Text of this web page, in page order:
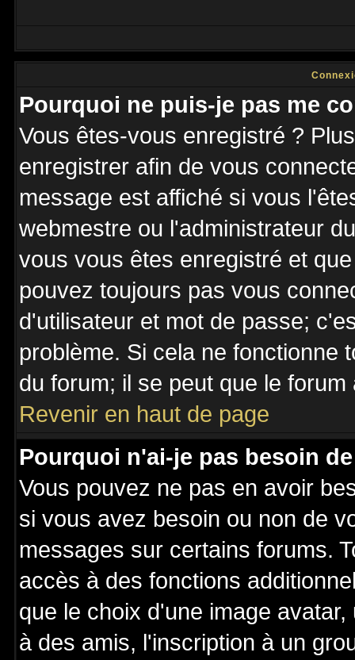
Pourquoi ne puis-je pas me
Vous êtes-vous enregistré ?
enregistrer afin de vous
message est affiché si vous
webmestre ou l'administrateur
vous vous êtes enregistré et
pouvez toujours pas vous
d'utilisateur et mot de passe;
problème. Si cela ne fonctionne
du forum; il se peut que le
Revenir en haut de page
Pourquoi n'ai-je pas besoin
Vous pouvez ne pas en avoir
si vous avez besoin ou non de
messages sur certains forums.
accès à des fonctions
que le choix d'une image
à des amis, l'inscription à un